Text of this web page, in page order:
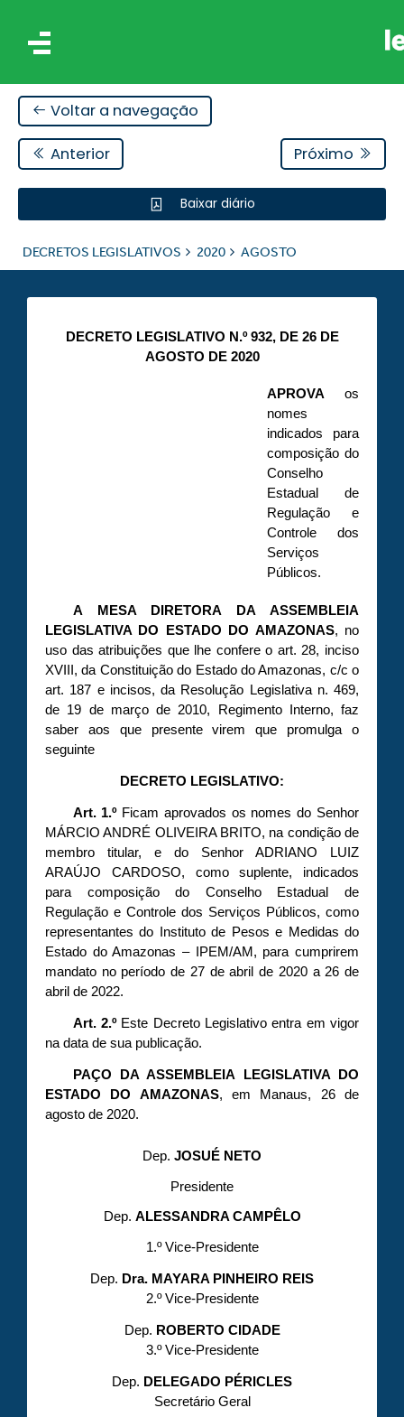
Voltar a navegação
Anterior Próximo
Baixar diário
DECRETOS LEGISLATIVOS 2020 AGOSTO
DECRETO LEGISLATIVO N.º 932, DE 26 DE
AGOSTO DE 2020
APROVAos
nomes
indicados para
composição do
Conselho
Estadual de
Regulação e
Controle dos
Serviços
Públicos.
A MESA DIRETORA DA ASSEMBLEIA
LEGISLATIVA DO ESTADO DO AMAZONAS, no
uso das atribuições que lhe confere o art. 28, inciso
XVIII, da Constituição do Estado do Amazonas, c/c o
art. 187 e incisos, da Resolução Legislativa n. 469,
de 19 de março de 2010, Regimento Interno, faz
saber aos que presente virem que promulga o
seguinte
DECRETO LEGISLATIVO:
Art. 1.ºFicam aprovados os nomes do Senhor
MÁRCIO ANDRÉ OLIVEIRA BRITO, na condição de
membro titular, e do Senhor ADRIANO LUIZ
ARAÚJO CARDOSO, como suplente, indicados
para composição do Conselho Estadual de
Regulação e Controle dos Serviços Públicos, como
representantes do Instituto de Pesos e Medidas do
Estado do Amazonas – IPEM/AM, para cumprirem
mandato no período de 27 de abril de 2020 a 26 de
abril de 2022.
Art. 2.ºEste Decreto Legislativo entra em vigor
na data de sua publicação.
PAÇO DA ASSEMBLEIA LEGISLATIVA DO
ESTADO DO AMAZONAS, em Manaus, 26 de
agosto de 2020.
Dep. JOSUÉ NETO
Presidente
Dep. ALESSANDRA CAMPÊLO
1.º Vice-Presidente
Dep. Dra. MAYARA PINHEIRO REIS
2.º Vice-Presidente
Dep. ROBERTO CIDADE
3.º Vice-Presidente
Dep. DELEGADO PÉRICLES
Secretário Geral